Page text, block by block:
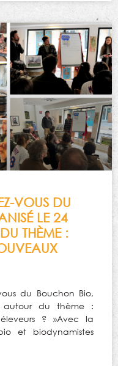
VOUS DU
LE 24
THÈME :
du Bouchon Bio,
autour du thème :
? »Avec la
et biodynamistes